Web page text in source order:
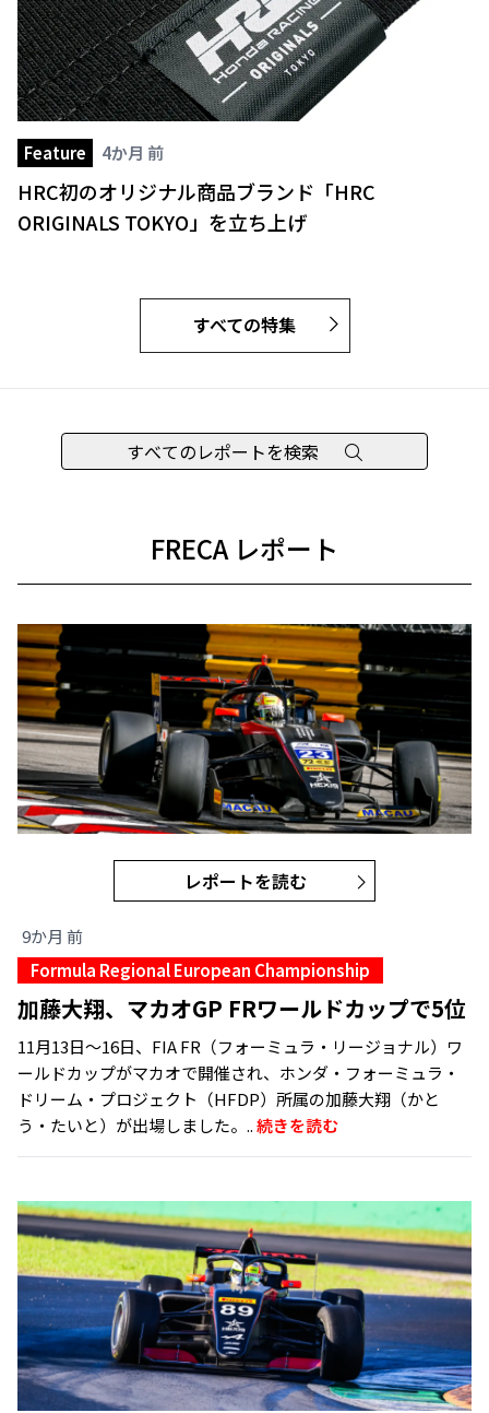
Feature 4か月 前
HRC初のオリジナル商品ブランド「HRC
ORIGINALS TOKYO」を立ち上げ
すべての特集
すべてのレポートを検索
FRECA レポート
レポートを読む
9か月 前
Formula Regional European Championship
加藤大翔、マカオGP FRワールドカップで5位
11月13日〜16日、FIA FR（フォーミュラ・リージョナル）ワ
ールドカップがマカオで開催され、ホンダ・フォーミュラ・
ドリーム・プロジェクト（HFDP）所属の加藤大翔（かと
う・たいと）が出場しました。..続きを読む